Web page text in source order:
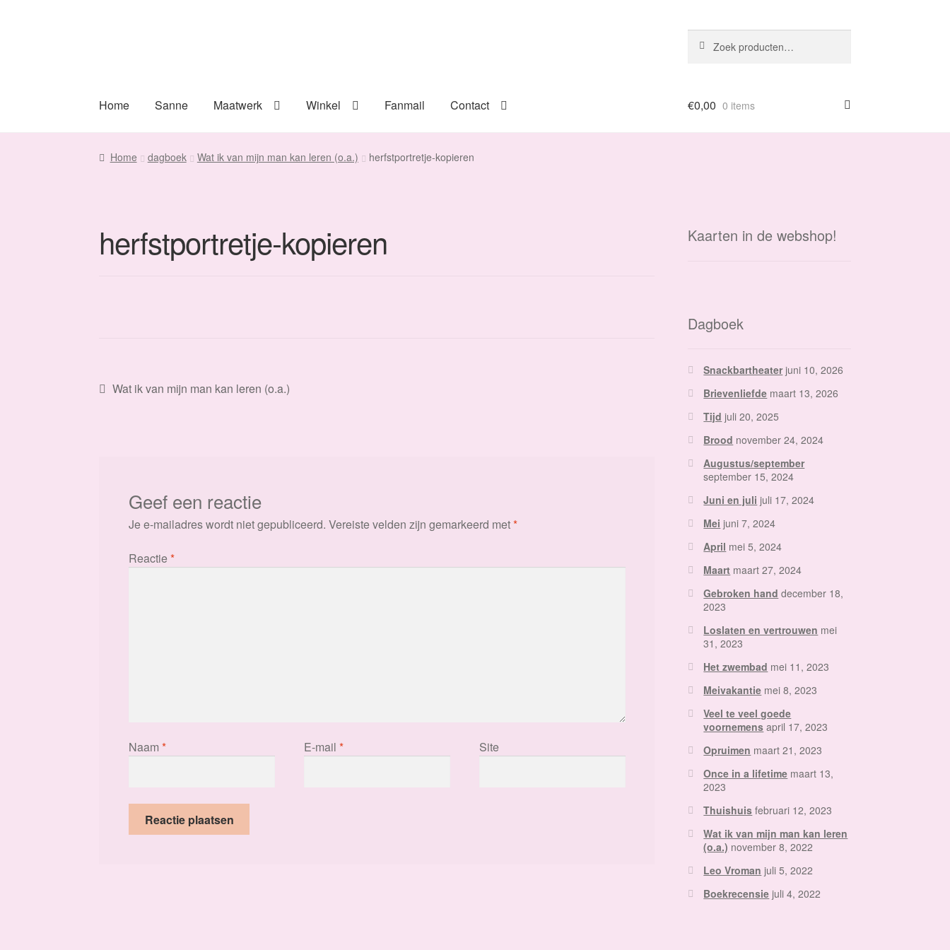
naar:
Home Sanne Maatwerk Winkel Fanmail Contact €0,00 0 items
Home dagboek Wat ik van mijn man kan leren (o.a.) herfstportretje-kopieren
herfstportretje-kopieren
Bericht
Vorig
Wat ik van mijn man kan leren (o.a.)
Geef een reactie
Je e-mailadres wordt niet gepubliceerd. Vereiste velden zijn gemarkeerd met*
Reactie*
Naam * E-mail * Site
Kaarten in de webshop!
Dagboek
Snackbartheater juni 10, 2026
Brievenliefde maart 13, 2026
Tijd juli 20, 2025
Brood november 24, 2024
Augustus/september
september 15, 2024
Juni en juli juli 17, 2024
Mei juni 7, 2024
April mei 5, 2024
Maart maart 27, 2024
Gebroken hand december 18,
2023
Loslaten en vertrouwen mei
31, 2023
Het zwembad mei 11, 2023
Meivakantie mei 8, 2023
Veel te veel goede
voornemens april 17, 2023
Opruimen maart 21, 2023
Once in a lifetime maart 13,
2023
Thuishuis februari 12, 2023
Wat ik van mijn man kan leren
(o.a.) november 8, 2022
Leo Vroman juli 5, 2022
Boekrecensie juli 4, 2022